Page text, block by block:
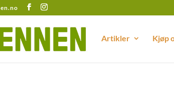
Artikler Kjøp